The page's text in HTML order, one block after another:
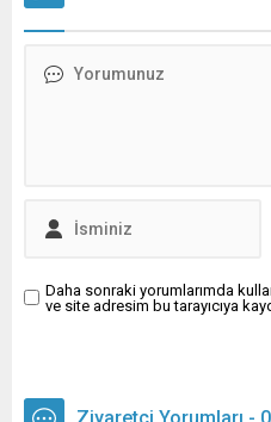
Daha sonraki yorumlarımda
ve site adresim bu tarayıcıya
Ziyaretçi Yorumları -